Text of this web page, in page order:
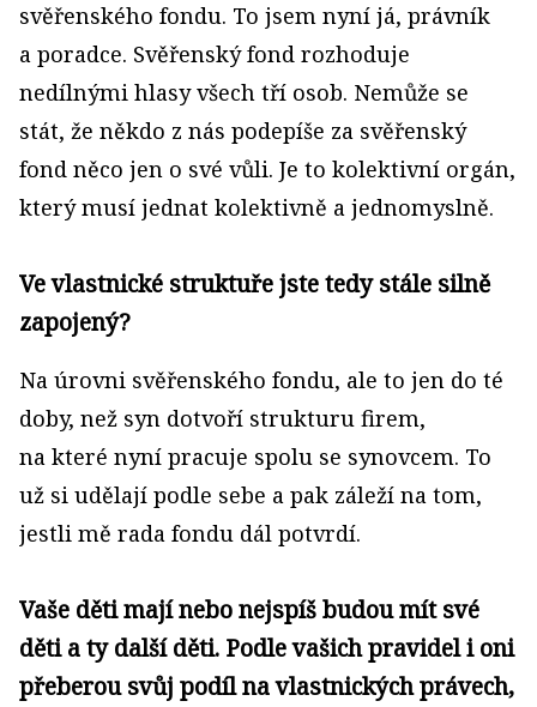
svěřenského fondu. To jsem nyní já, právník
a poradce. Svěřenský fond rozhoduje
nedílnými hlasy všech tří osob. Nemůže se
stát, že někdo z nás podepíše za svěřenský
fond něco jen o své vůli. Je to kolektivní orgán,
který musí jednat kolektivně a jednomyslně.
Ve vlastnické struktuře jste tedy stále silně
zapojený?
Na úrovni svěřenského fondu, ale to jen do té
doby, než syn dotvoří strukturu firem,
na které nyní pracuje spolu se synovcem. To
už si udělají podle sebe a pak záleží na tom,
jestli mě rada fondu dál potvrdí.
Vaše děti mají nebo nejspíš budou mít své
děti a ty další děti. Podle vašich pravidel i oni
přeberou svůj podíl na vlastnických právech,